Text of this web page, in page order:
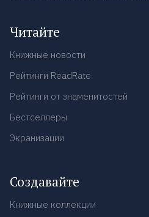
Читайте
Книжные новости
Рейтинги ReadRate
Рейтинги от знаменитостей
Бестселлеры
Экранизации
Создавайте
Книжные коллекции